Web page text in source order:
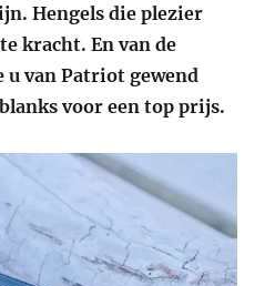
Hengels die plezier
kracht. En van de
van Patriot gewend
voor een top prijs.